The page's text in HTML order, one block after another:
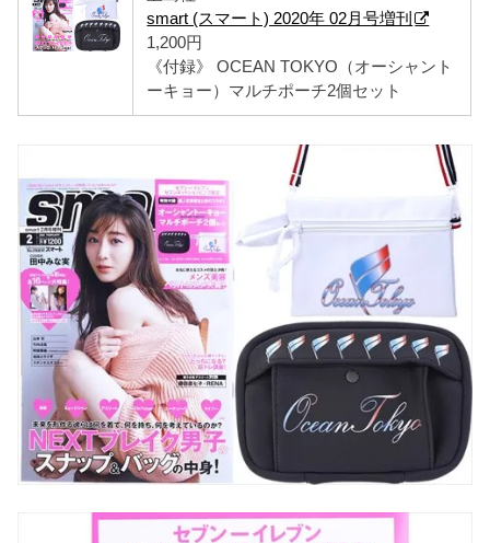
smart (スマート) 2020年 02月号増刊
1,200円
《付録》 OCEAN TOKYO（オーシャント
ーキョー）マルチポーチ2個セット